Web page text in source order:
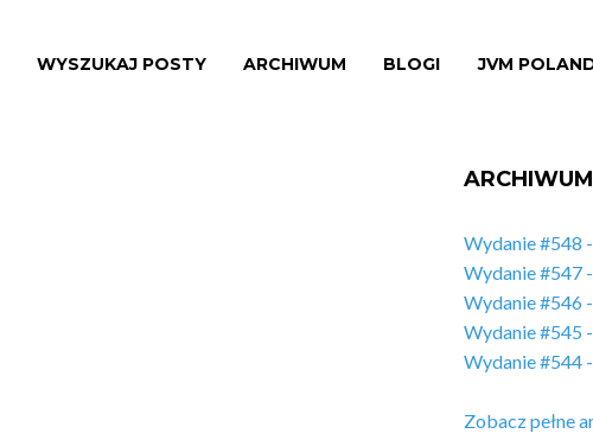
WYSZUKAJ POSTY ARCHIWUM BLOGI JVM
ARCHIWUM
Wydanie #548
Wydanie #547
Wydanie #546
Wydanie #545
Wydanie #544
Zobacz pełne